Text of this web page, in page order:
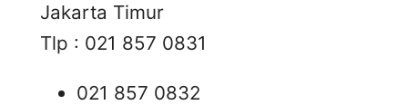
Jakarta Timur
Tlp : 021 857 0831
021 857 0832